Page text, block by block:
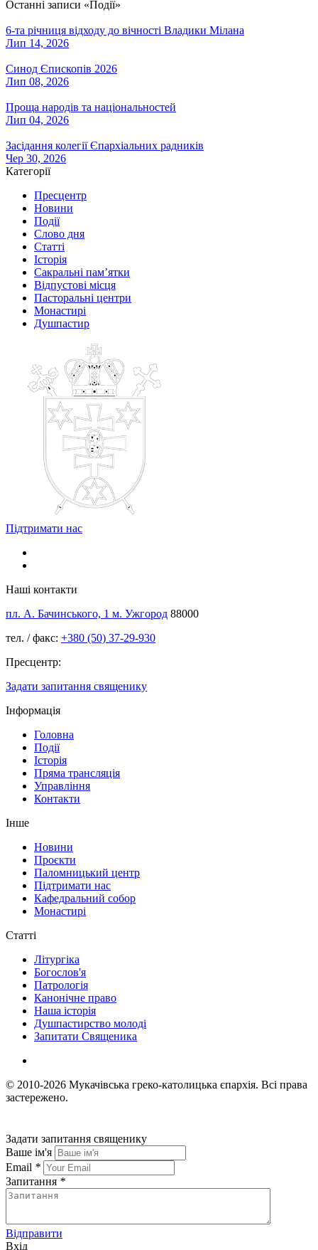
Останні записи «Події»
6-та річниця відходу до вічності Владики Мілана
Лип 14, 2026
Синод Єпископів 2026
Лип 08, 2026
Проща народів та національностей
Лип 04, 2026
Засідання колегії Єпархіальних радників
Чер 30, 2026
Категорії
Пресцентр
Новини
Події
Слово дня
Статті
Історія
Сакральні пам’ятки
Відпустові місця
Пасторальні центри
Монастирі
Душпастир
Підтримати нас
Наші контакти
пл. А. Бачинського, 1 м. Ужгород 88000
тел. / факс: +380 (50) 37-29-930
Пресцентр:
Задати запитання священику
Інформація
Головна
Події
Історія
Пряма трансляція
Управління
Контакти
Інше
Новини
Проєкти
Паломницький центр
Підтримати нас
Кафедральний собор
Монастирі
Статті
Літургіка
Богослов'я
Патрологія
Канонічне право
Наша історія
Душпастирство молоді
Запитати Священика
© 2010-2026 Мукачівська греко-католицька єпархія. Всі права
застережено.
Задати запитання священику
Ваше ім'я
Email *
Запитання *
Відправити
Вхід